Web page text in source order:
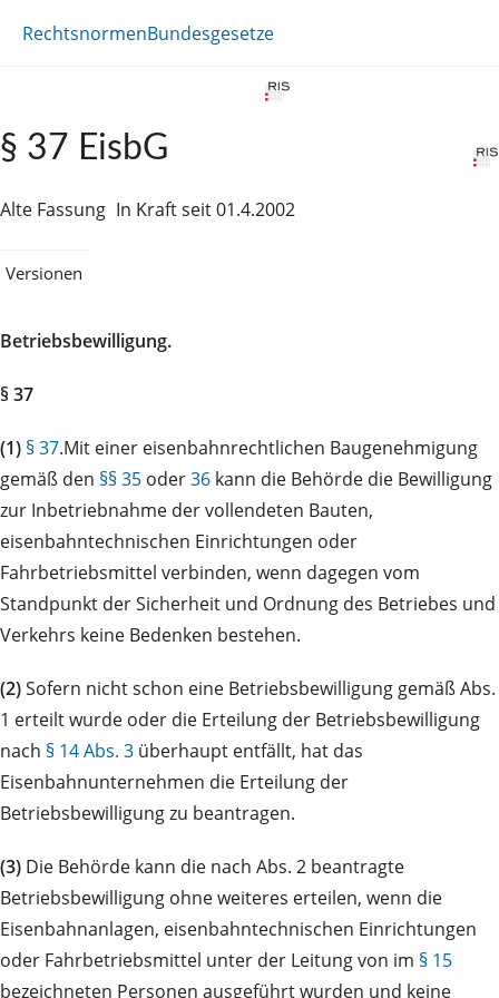
RechtsnormenBundesgesetze
§ 37 EisbG
Alte Fassung In Kraft seit 01.4.2002
Versionen
Betriebsbewilligung.
§ 37
(1) § 37.Mit einer eisenbahnrechtlichen Baugenehmigung
gemäß den §§ 35 oder36 kann die Behörde die Bewilligung
zur Inbetriebnahme der vollendeten Bauten,
eisenbahntechnischen Einrichtungen oder
Fahrbetriebsmittel verbinden, wenn dagegen vom
Standpunkt der Sicherheit und Ordnung des Betriebes und
Verkehrs keine Bedenken bestehen.
(2)Sofern nicht schon eine Betriebsbewilligung gemäß Abs.
1 erteilt wurde oder die Erteilung der Betriebsbewilligung
nach § 14 Abs. 3 überhaupt entfällt, hat das
Eisenbahnunternehmen die Erteilung der
Betriebsbewilligung zu beantragen.
(3) Die Behörde kann die nach Abs. 2 beantragte
Betriebsbewilligung ohne weiteres erteilen, wenn die
Eisenbahnanlagen, eisenbahntechnischen Einrichtungen
oder Fahrbetriebsmittel unter der Leitung von im § 15
bezeichneten Personen ausgeführt wurden und keine